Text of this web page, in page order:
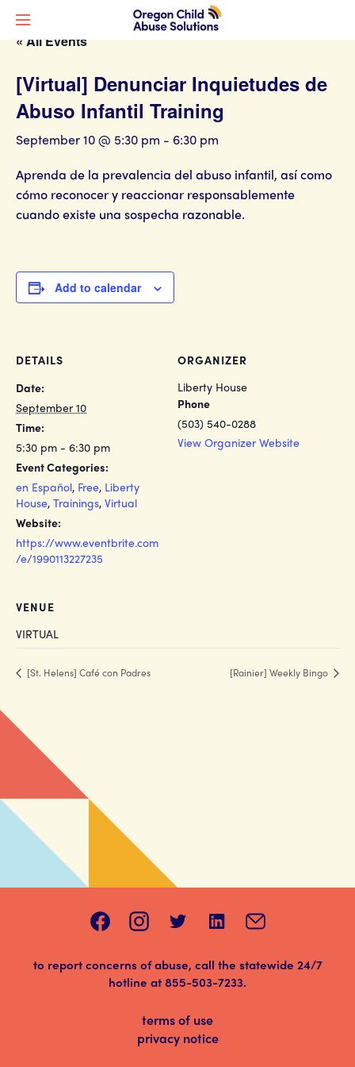
« All Events
[Virtual] Denunciar Inquietudes de
Abuso Infantil Training
September 10 @ 5:30 pm - 6:30 pm
Aprenda de la prevalencia del abuso infantil, así como
cómo reconocer y reaccionar responsablemente
cuando existe una sospecha razonable.
Add to calendar
DETAILS
Date:
September 10
Time:
5:30 pm - 6:30 pm
Event Categories:
en Español, Free, Liberty
House, Trainings, Virtual
Website:
https://www.eventbrite.com
/e/1990113227235
ORGANIZER
Liberty House
Phone
(503) 540-0288
View Organizer Website
VENUE
VIRTUAL
[St. Helens] Café con Padres [Rainier] Weekly Bingo
to report concerns of abuse, call the statewide 24/7
hotline at855-503-7233.
terms of use
privacy notice